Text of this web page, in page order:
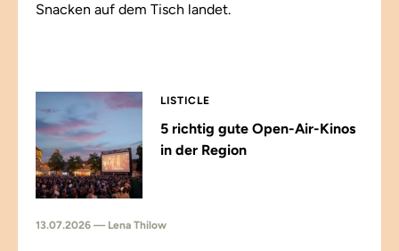
Snacken auf dem Tisch landet.
LISTICLE
5 richtig gute Open-Air-Kinos
in der Region
13.07.2026 — Lena Thilow